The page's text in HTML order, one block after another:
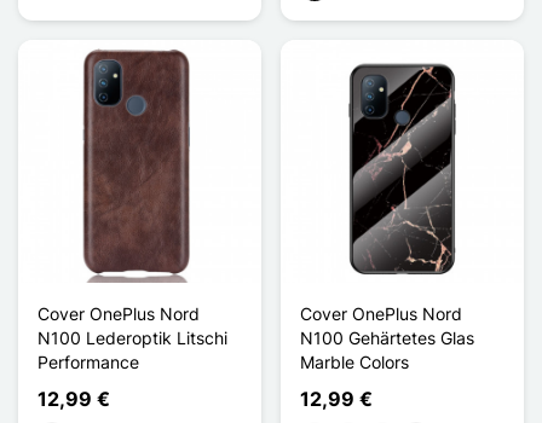
Cover OnePlus Nord
N100 Lederoptik Litschi
Performance
12,99 €
Cover OnePlus Nord
N100 Gehärtetes Glas
Marble Colors
12,99 €